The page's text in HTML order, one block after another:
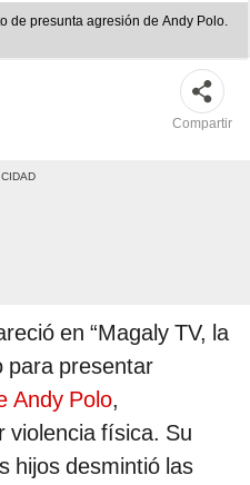
de presunta agresión de Andy Polo.
Compartir
en “Magaly TV, la
para presentar
Andy Polo,
violencia física. Su
hijos desmintió las